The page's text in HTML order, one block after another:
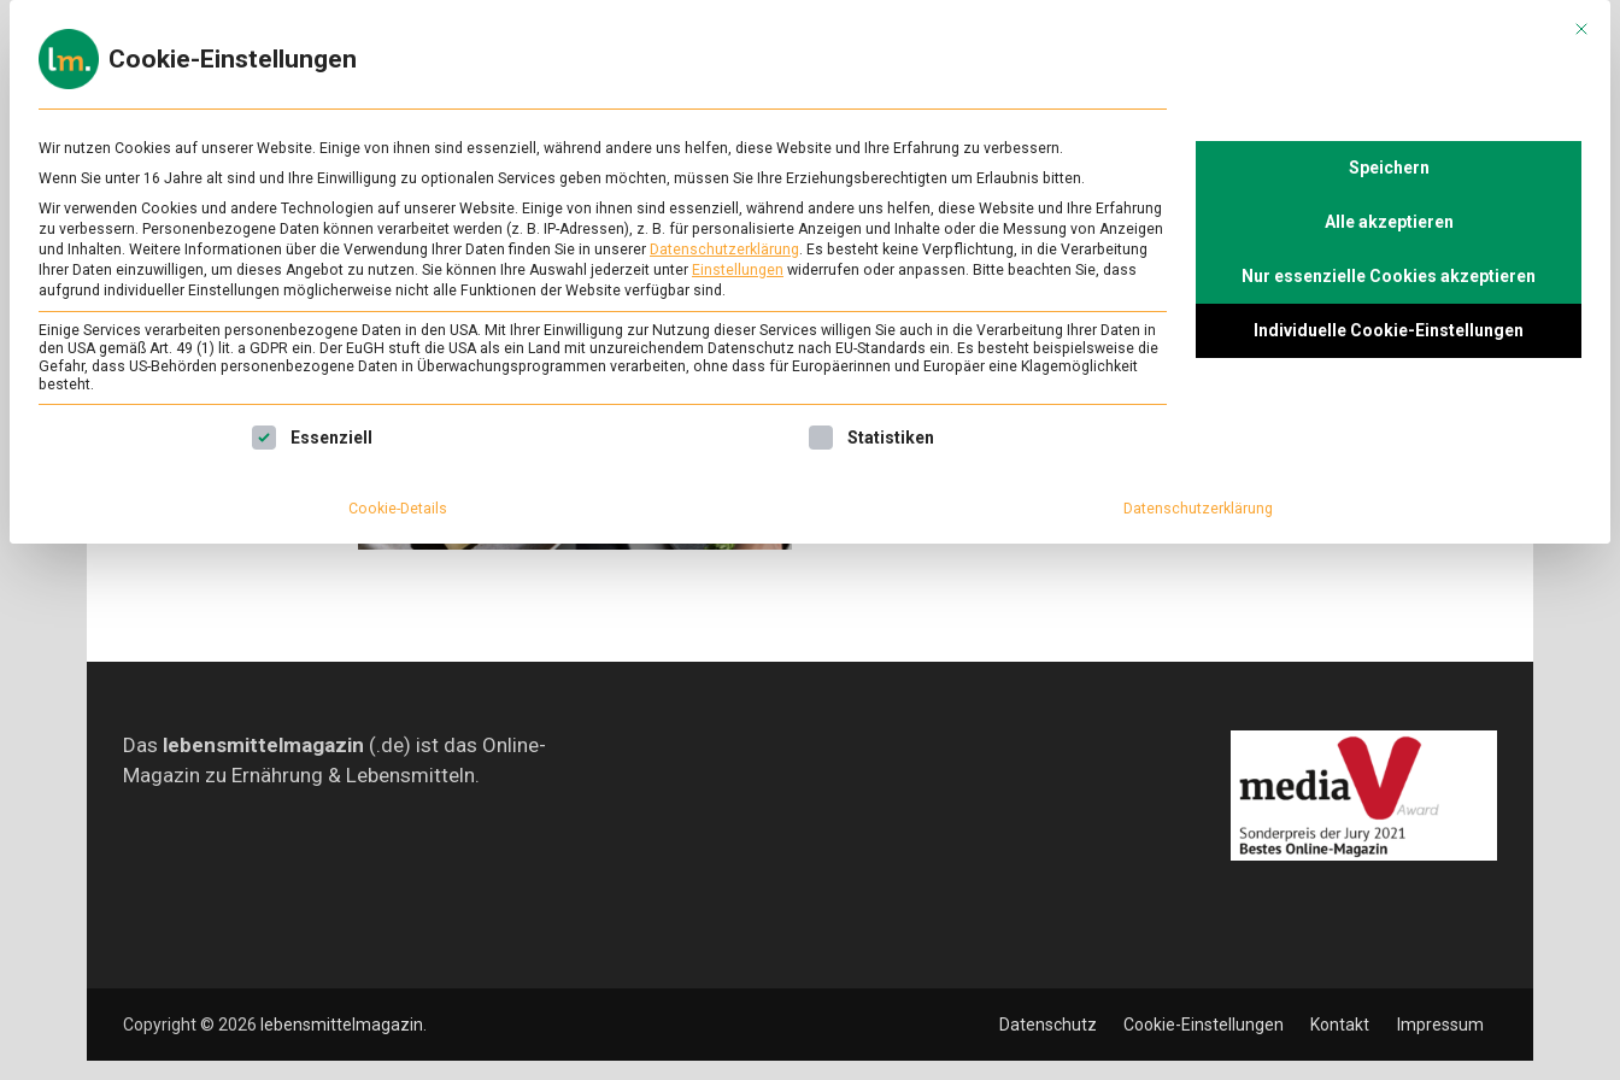
to
content
zu
&
Ernährung
SCHLAGWORT: BIOREAKTOR
ERNÄHRUNG & GESUNDHEIT/FEATURED
Echter Käse ohne Muh?
2. Dezember 2022 Johannes Comment
Leben ohne Käse ist möglich, aber sinnlos.
Lebensmittelmagazin.de hat mit dem Berliner
Das lebensmittelmagazin (.de) ist das Online-
Magazin zu Ernährung & Lebensmitteln.
Copyright © 2026 lebensmittelmagazin Datenschutz Cookie-Einstellungen Kontakt Impressum
Mit
Cookie-Einstellungen
Wir nutzen Cookies auf unserer Website. Einige von ihnen sind essenziell, während andere uns helfen, diese Website und Ihre Erfahrung zu verbessern.
Wenn Sie unter 16 Jahre alt sind und Ihre Einwilligung zu optionalen Services geben möchten, müssen Sie Ihre Erziehungsberechtigten um Erlaubnis bitten.
Wir verwenden Cookies und andere Technologien auf unserer Website. Einige von ihnen sind essenziell, während andere uns helfen, diese Website und Ihre Erfahrung
zu verbessern. Personenbezogene Daten können verarbeitet werden (z. B. IP-Adressen), z. B. für personalisierte Anzeigen und Inhalte oder die Messung von Anzeigen
und Inhalten. Weitere Informationen über die Verwendung Ihrer Daten finden Sie in unserer Datenschutzerklärung. Es besteht keine Verpflichtung, in die Verarbeitung
Ihrer Daten einzuwilligen, um dieses Angebot zu nutzen. Sie können Ihre Auswahl jederzeit unter Einstellungen widerrufen oder anpassen. Bitte beachten Sie, dass
aufgrund individueller Einstellungen möglicherweise nicht alle Funktionen der Website verfügbar sind.
Einige Services verarbeiten personenbezogene Daten in den USA. Mit Ihrer Einwilligung zur Nutzung dieser Services willigen Sie auch in die Verarbeitung Ihrer Daten in
den USA gemäß Art. 49 (1) lit. a GDPR ein. Der EuGH stuft die USA als ein Land mit unzureichendem Datenschutz nach EU-Standards ein. Es besteht beispielsweise die
Gefahr, dass US-Behörden personenbezogene Daten in Überwachungsprogrammen verarbeiten, ohne dass für Europäerinnen und Europäer eine Klagemöglichkeit
besteht.
Es folgt eine Liste der Service-Gruppen, für die eine Einwilligung erteilt werden kann. Die erste Service-Gruppe ist essenziell und kann nicht abgewählt werden.
Essenziell Statistiken
Speichern
Alle akzeptieren
Nur essenzielle Cookies akzeptieren
Individuelle Cookie-Einstellungen
Cookie-Details Datenschutzerklärung